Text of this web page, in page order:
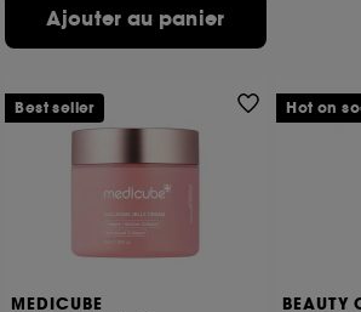
Ajouter au panier
MEDICUBE
Best seller
BEAUTY
Hot on